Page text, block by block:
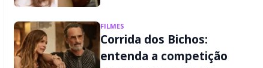
FILMES
Corrida dos Bichos:
entenda a competição